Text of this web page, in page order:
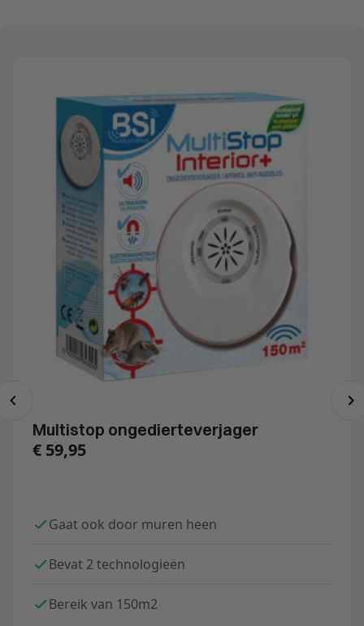
Multistop ongedierteverjager
€ 59,95
Gaat ook door muren heen
Bevat 2 technologieën
Bereik van 150m2